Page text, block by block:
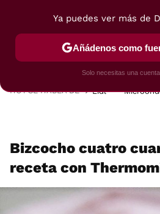
POSTRES VIAJES
HOY SE HABLA DE Lidl
Bizcocho cuatro
receta con
Ya puedes ver más de
Añádenos como
Solo necesitas una